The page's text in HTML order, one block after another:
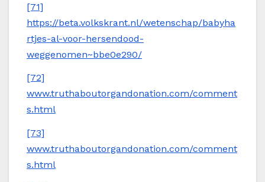
[71]
https://beta.volkskrant.nl/wetenschap/babyha
rtjes-al-voor-hersendood-
weggenomen~bbe0e290/
[72]
www.truthaboutorgandonation.com/comment
s.html
[73]
www.truthaboutorgandonation.com/comment
s.html